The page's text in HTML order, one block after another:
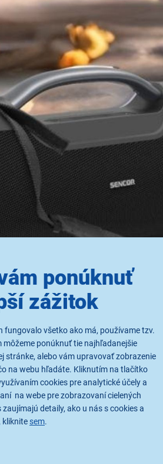
ponúknuť
zážitok
fungovalo všetko ako má, používame tzv.
môžeme ponúknuť tie najhľadanejšie
stránke, alebo vám upravovať zobrazenie
na webu hľadáte. Kliknutím na tlačítko
cookies pre analytické účely a
na webe pre zobrazovaní cielených
detaily, ako u nás s cookies a
kliknite sem.